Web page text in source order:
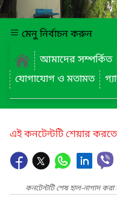
মেনু নির্বাচন করুন
আমাদের সম্পর্কিত
যোগাযোগ ও মতামত
এই কনটেন্টটি শেয়ার
কনটেন্টটি শেষ হাল-নাগাদ